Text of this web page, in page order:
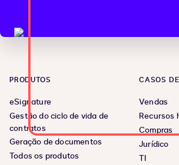
PRODUTOS
eSignature
Gestão do ciclo de vida de
contratos
Geração de documentos
Todos os produtos
CASOS
Vendas
Recursos
Compras
Jurídico
TI